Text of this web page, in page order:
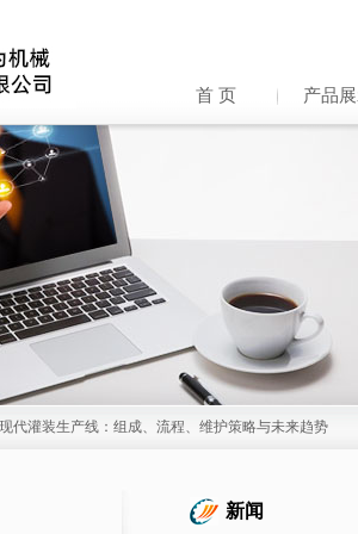
首 页 产品
代灌装生产线：组成、流程、维护策略与未来趋势
新闻